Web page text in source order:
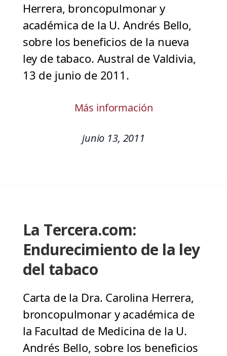
Herrera, broncopulmonar y
académica de la U. Andrés Bello,
sobre los beneficios de la nueva
ley de tabaco. Austral de Valdivia,
13 de junio de 2011.
Más información
junio 13, 2011
La Tercera.com:
Endurecimiento de la ley
del tabaco
Carta de la Dra. Carolina Herrera,
broncopulmonar y académica de
la Facultad de Medicina de la U.
Andrés Bello, sobre los beneficios